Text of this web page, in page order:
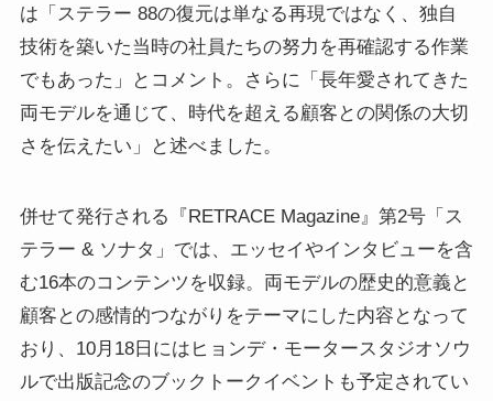
は「ステラー 88の復元は単なる再現ではなく、独自
技術を築いた当時の社員たちの努力を再確認する作業
でもあった」とコメント。さらに「長年愛されてきた
両モデルを通じて、時代を超える顧客との関係の大切
さを伝えたい」と述べました。
併せて発行される『RETRACE Magazine』第2号「ス
テラー & ソナタ」では、エッセイやインタビューを含
む16本のコンテンツを収録。両モデルの歴史的意義と
顧客との感情的つながりをテーマにした内容となって
おり、10月18日にはヒョンデ・モータースタジオソウ
ルで出版記念のブックトークイベントも予定されてい